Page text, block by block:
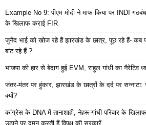
Example No 9: पीएम मोदी ने माफ किया पर INDI
के खिलाफ कराई FIR
जुनैद भाई को खोज रहे हैं झारखंड के छात्र, पूछ रहे हैं- कब
बांट रहे हैं ?
भाजपा की हार से बेदाग हुई EVM, राहुल गांधी का नैरेटिव
जंतर-मंतर पर हुंकार, झारखंड के छात्रों के दर्द पर सन्नाटा:
क्यों?
कांग्रेस के DNA में तानाशाही, नेहरू-गांधी परिवार के
उठाने पर दमन करती हैं विपक्ष की सरकारें